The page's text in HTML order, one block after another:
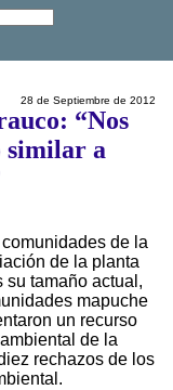
28 de Septiembre de 2012
“Nos
similar a
de la
de la planta
su tamaño actual,
mapuche
un recurso
de la
rechazos de los